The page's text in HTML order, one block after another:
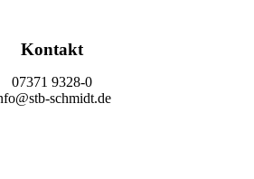
Kontakt
07371 9328-0
schmidt.de